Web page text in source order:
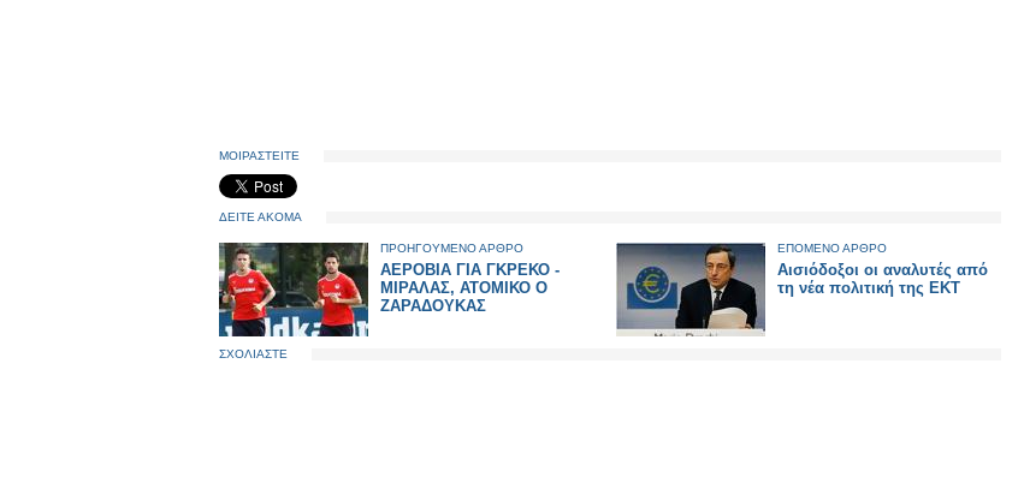
ΜΟΙΡΑΣΤΕΙΤΕ
ΔΕΙΤΕ ΑΚΟΜΑ
ΠΡΟΗΓΟΥΜΕΝΟ ΑΡΘΡΟ
ΑΕΡΟΒΙΑ ΓΙΑ ΓΚΡΕΚΟ -
ΜΙΡΑΛΑΣ, ΑΤΟΜΙΚΟ Ο
ΖΑΡΑΔΟΥΚΑΣ
ΕΠΟΜΕΝΟ ΑΡΘΡΟ
Αισιόδοξοι οι αναλυτές από
τη νέα πολιτική της ΕΚΤ
ΣΧΟΛΙΑΣΤΕ